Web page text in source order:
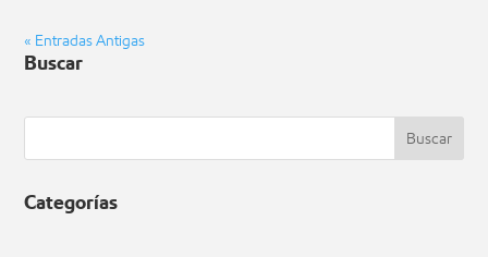
« Entradas Antigas
Buscar
Buscar
Categorías